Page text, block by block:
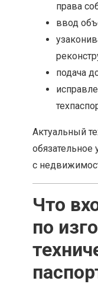
права
ввод
подача
Актуальный
обязательное
с
Что
по